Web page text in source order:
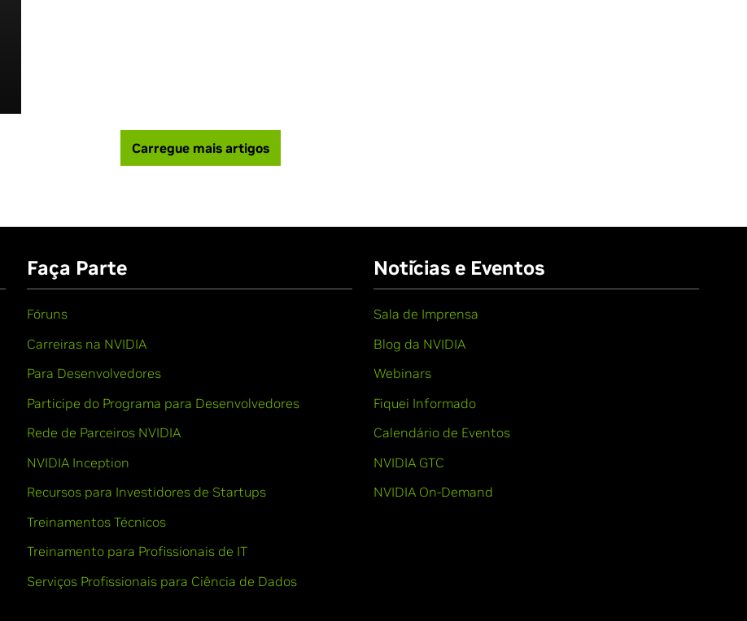
Carregue mais artigos
Faça Parte
Fóruns
Carreiras na NVIDIA
Para Desenvolvedores
Participe do Programa para Desenvolvedores
Rede de Parceiros NVIDIA
NVIDIA Inception
Recursos para Investidores de Startups
Treinamentos Técnicos
Treinamento para Profissionais de IT
Serviços Profissionais para Ciência de Dados
Notícias e Eventos
Sala de Imprensa
Blog da NVIDIA
Webinars
Fiquei Informado
Calendário de Eventos
NVIDIA GTC
NVIDIA On-Demand